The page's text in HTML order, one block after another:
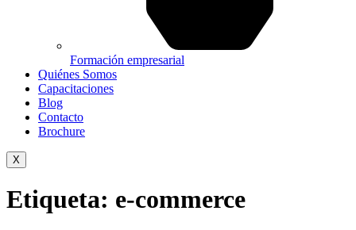
Formación empresarial
Quiénes Somos
Capacitaciones
Blog
Contacto
Brochure
X
Etiqueta: e-commerce